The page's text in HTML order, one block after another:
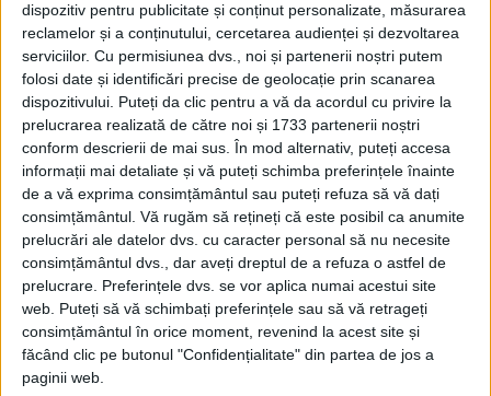
dispozitiv pentru publicitate și conținut personalizate, măsurarea
reclamelor și a conținutului, cercetarea audienței și dezvoltarea
serviciilor. Cu permisiunea dvs., noi și partenerii noștri putem
folosi date și identificări precise de geolocație prin scanarea
dispozitivului. Puteți da clic pentru a vă da acordul cu privire la
prelucrarea realizată de către noi și 1733 partenerii noștri
conform descrierii de mai sus. În mod alternativ, puteți accesa
informații mai detaliate și vă puteți schimba preferințele înainte
de a vă exprima consimțământul sau puteți refuza să vă dați
consimțământul. Vă rugăm să rețineți că este posibil ca anumite
prelucrări ale datelor dvs. cu caracter personal să nu necesite
consimțământul dvs., dar aveți dreptul de a refuza o astfel de
prelucrare. Preferințele dvs. se vor aplica numai acestui site
web. Puteți să vă schimbați preferințele sau să vă retrageți
consimțământul în orice moment, revenind la acest site și
făcând clic pe butonul "Confidențialitate" din partea de jos a
paginii web.
Regina României
Carol al II-lea și acțiunile sale care au ruinat
România Mare
Afaceri oneroase care au marcat România
modernă: Strousberg și Hallier
ETICHETE:
PUBLICAT IN CATEGORIILE:
IANUARIE 2026
DISTRIBUIE ȘTIREA: FACEBOOK| TWITTER
DACĂ VA PLAC MATERIALELE PUBLICATE, VA INVITĂM SĂ NE URMĂRIȚI
ȘI PE PAGINA NOASTRĂ DE FACEBOOK
RECOMANDARI PENTRU TINE